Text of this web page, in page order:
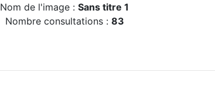
Nom de l'image : Sans titre 1
Nombre consultations : 83